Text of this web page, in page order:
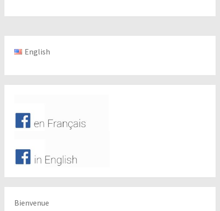
English
Bienvenue